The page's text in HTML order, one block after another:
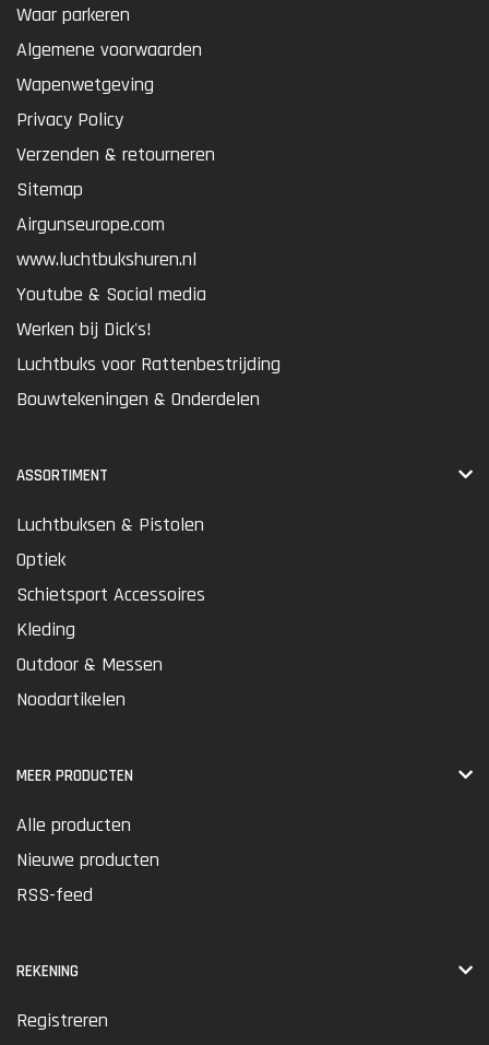
Waar parkeren
Algemene voorwaarden
Wapenwetgeving
Privacy Policy
Verzenden & retourneren
Sitemap
Airgunseurope.com
www.luchtbukshuren.nl
Youtube & Social media
Werken bij Dick's!
Luchtbuks voor Rattenbestrijding
Bouwtekeningen & Onderdelen
ASSORTIMENT
Luchtbuksen & Pistolen
Optiek
Schietsport Accessoires
Kleding
Outdoor & Messen
Noodartikelen
MEER PRODUCTEN
Alle producten
Nieuwe producten
RSS-feed
REKENING
Registreren